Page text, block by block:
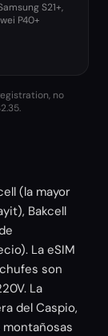
S21+,
P40+
no
(la mayor
Bakcell
La eSIM
son
La
del Caspio,
montañosas